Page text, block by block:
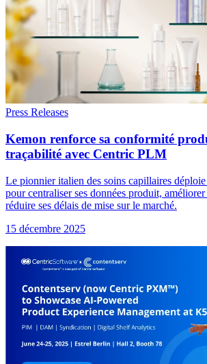
Press Releases
Kemon renforce sa conformité
traçabilité avec Centric PLM
Le pionnier italien des soins capillaires
pour centraliser ses données produit,
réduire ses délais de mise sur le marché.
15 décembre 2025